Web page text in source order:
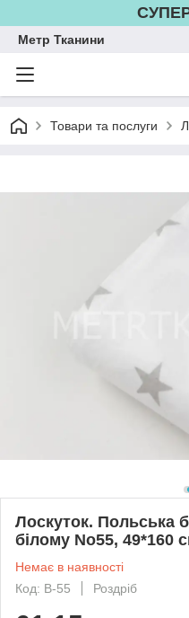
Метр Тканини
Товари та послуги
Лоскуток. Польська
білому No55, 49*160
Немає в наявності
Код: В-55
Роздріб